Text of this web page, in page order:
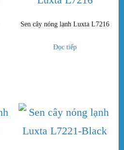
Sen cây nóng lạnh Luxta L7216
Đọc tiếp